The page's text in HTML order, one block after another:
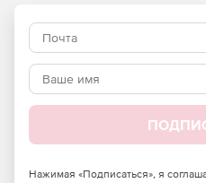
Нажимая «Подписаться», я